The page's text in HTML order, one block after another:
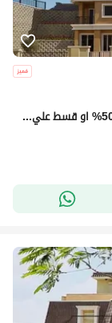
تاون هاوس للبيع في سراي مدينه مصر بخصم كاش 50% او قسط علي 12 سنه بدون مقدم 0% في قلب المستقبل ستي | Sarai